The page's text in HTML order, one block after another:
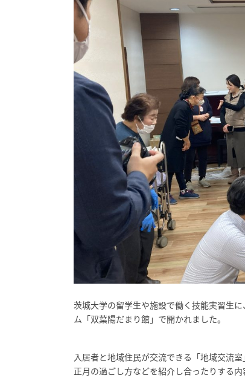
茨城大学の留学生や施設で働く技能実習生
ム「双葉陽だまり館」で開かれました。
入居者と地域住民が交流できる「地域交流
正月の過ごし方などを紹介し合ったりする